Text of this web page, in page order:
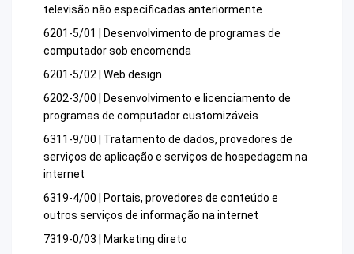
televisão não especificadas anteriormente
6201-5/01 | Desenvolvimento de programas de
computador sob encomenda
6201-5/02 | Web design
6202-3/00 | Desenvolvimento e licenciamento de
programas de computador customizáveis
6311-9/00 | Tratamento de dados, provedores de
serviços de aplicação e serviços de hospedagem na
internet
6319-4/00 | Portais, provedores de conteúdo e
outros serviços de informação na internet
7319-0/03 | Marketing direto